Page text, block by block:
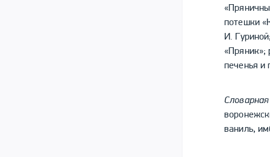
потешки
И.
«Пряник»;
печенья и
ваниль,